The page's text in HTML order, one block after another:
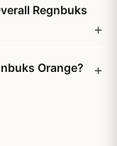
Regnbuks
Orange?